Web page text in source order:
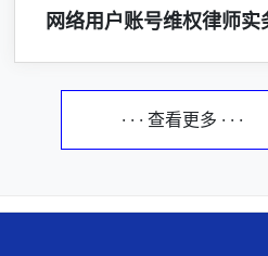
网络用户账号维权律师实
· · · 查看更多 · · ·